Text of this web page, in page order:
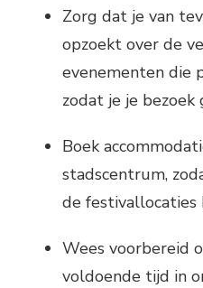
Zorg dat je van
opzoekt over de
evenementen die
zodat je je
Boek
stadscentrum,
de festivallocaties
Wees voorbereid
voldoende tijd in